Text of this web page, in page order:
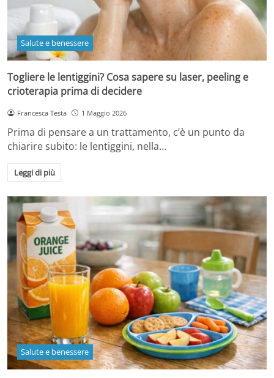
Salute e benessere
Togliere le lentiggini? Cosa sapere su laser, peeling e
crioterapia prima di decidere
Francesca Testa 1 Maggio 2026
Prima di pensare a un trattamento, c’è un punto da
chiarire subito: le lentiggini, nella…
Leggi di più
Salute e benessere